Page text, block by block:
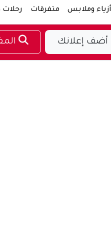
أزياء وملابس متفرقات
أضف إعلانك